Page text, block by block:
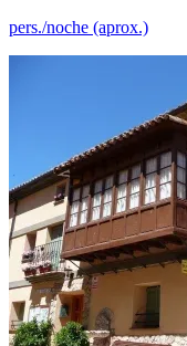
pers./noche (aprox.)